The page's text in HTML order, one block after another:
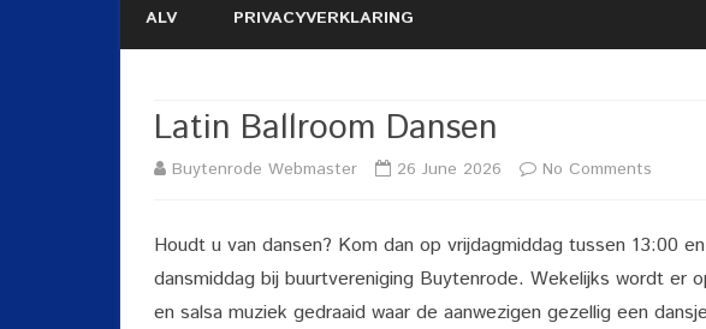
2020 02 29 KOPPEL
ALV PRIVACYVERKLARING
Latin Ballroom Dansen
Buytenrode Webmaster 26 June 2026 No Comments
Dansen
Houdt u van dansen? Kom dan op vrijdagmiddag tussen 13:00
dansmiddag bij buurtvereniging Buytenrode. Wekelijks wordt er
en salsa muziek gedraaid waar de aanwezigen gezellig een